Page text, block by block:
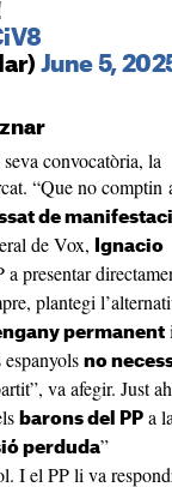
June 5,
convocatòria, la
“Que no comptin
de
de Vox,
Ignacio
presentar
plantegi
permanent i
no
va afegir. Just
barons del PP a la
perduda”
I el PP li va